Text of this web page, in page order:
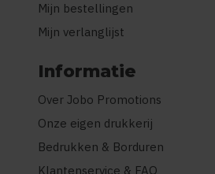
Mijn bestellingen
Mijn verlanglijst
Informatie
Over Jobo Promotions
Onze eigen drukkerij
Bedrukken & Borduren
Klantenservice & FAQ